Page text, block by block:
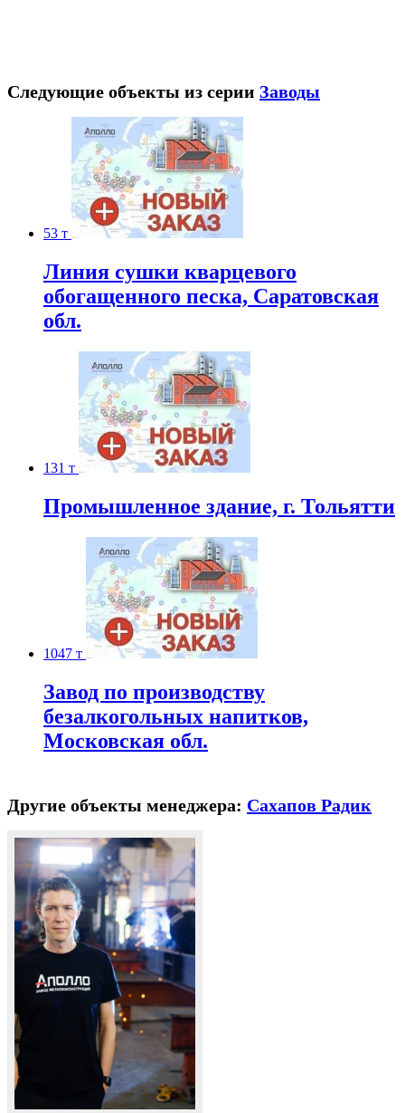
Следующие объекты из серии Заводы
53 т
Линия сушки кварцевого
обогащенного песка, Саратовская
обл.
131 т
Промышленное здание, г. Тольятти
1047 т
Завод по производству
безалкогольных напитков,
Московская обл.
Другие объекты менеджера: Сахапов Радик